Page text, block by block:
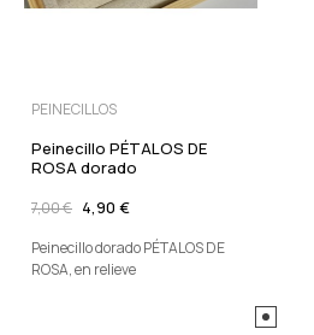
PEINECILLOS
Peinecillo PÉTALOS DE
ROSA dorado
7,00 € 4,90 €
Peinecillo dorado PÉTALOS DE
ROSA, en relieve